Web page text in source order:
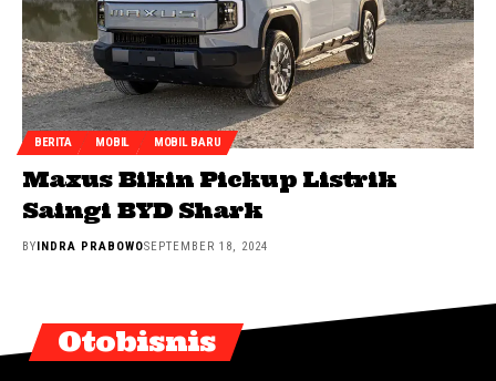
BERITA MOBIL MOBIL BARU
Maxus Bikin Pickup Listrik
Saingi BYD Shark
BYINDRA PRABOWOSEPTEMBER 18, 2024
Otobisnis